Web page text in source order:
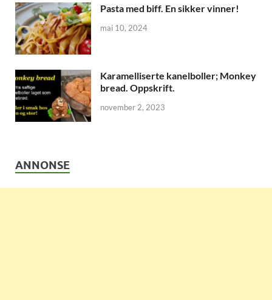
Pasta med biff. En sikker vinner!
mai 10, 2024
Karamelliserte kanelboller; Monkey
bread. Oppskrift.
november 2, 2023
ANNONSE